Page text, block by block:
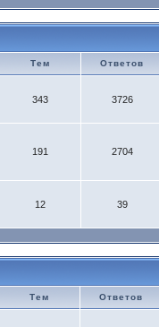
Тем Ответов
343 3726
191 2704
12 39
Тем Ответов